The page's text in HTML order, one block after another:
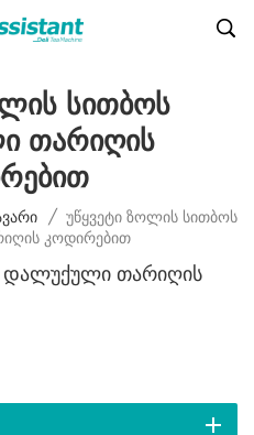
Სითბოს
Თარიღის
/ Უწყვეტი Ზოლის Სითბოს
Კოდირებით
Დალუქული Თარიღის